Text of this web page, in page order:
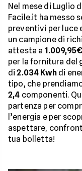
Nel mese di Luglio
Facile.it ha messo
preventivi per luce
un campione di
attesta a 1.009,95€
per la fornitura del
di2.034 Kwhdi
tipo, che
2,4 componenti.
partenza per
l’energia e per
aspettare,
tua bolletta!